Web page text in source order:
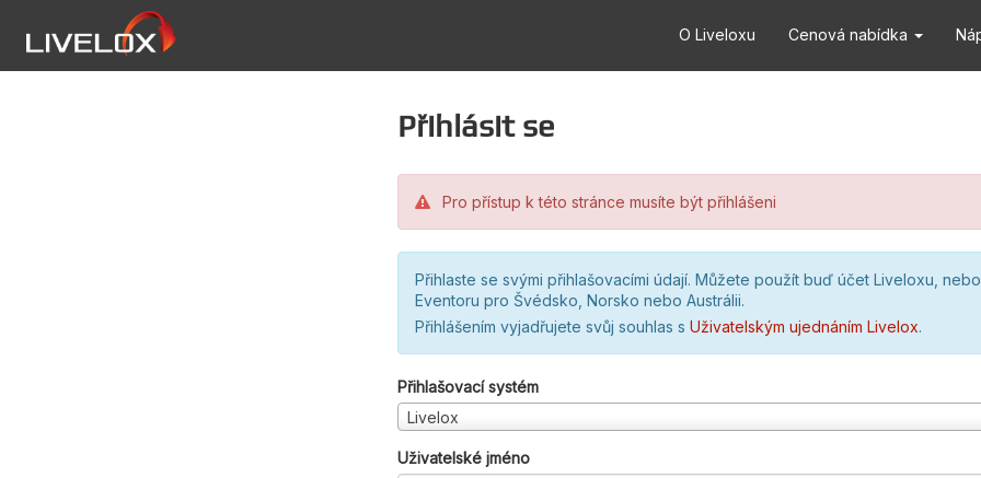
O Liveloxu Cenová nabídka
Přihlásit se
Pro přístup k této stránce musíte být přihlášeni
Přihlaste se svými přihlašovacími údají. Můžete použít buď účet Liveloxu,
Eventoru pro Švédsko, Norsko nebo Austrálii.
Přihlášením vyjadřujete svůj souhlas s Uživatelským ujednáním Livelox.
Přihlašovací systém
Livelox
Uživatelské jméno